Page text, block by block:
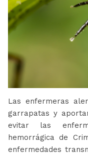
Las enfermeras
garrapatas y
evitar las
hemorrágica de
enfermedades